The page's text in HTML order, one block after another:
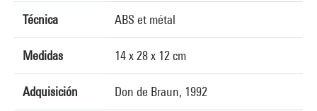
Técnica ABS et métal
Medidas 14 x 28 x 12 cm
Adquisición Don de Braun, 1992